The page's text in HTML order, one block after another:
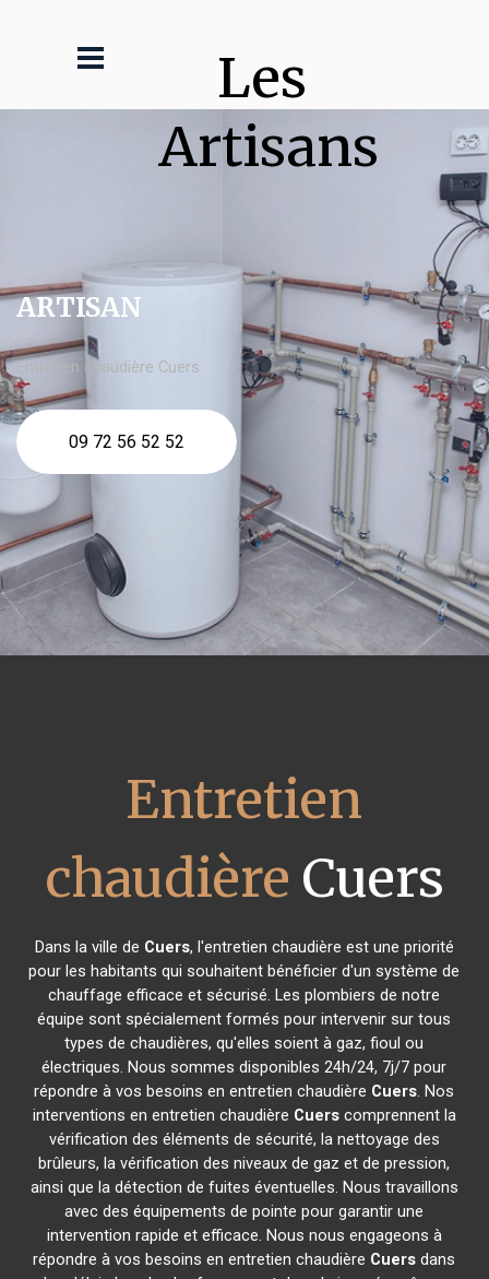
Les
Artisans
ARTISAN
Entretien chaudière Cuers
09 72 56 52 52
Entretien
chaudière Cuers
Dans la ville de Cuers, l'entretien chaudière est une priorité
pour les habitants qui souhaitent bénéficier d'un système de
chauffage efficace et sécurisé. Les plombiers de notre
équipe sont spécialement formés pour intervenir sur tous
types de chaudières, qu'elles soient à gaz, fioul ou
électriques. Nous sommes disponibles 24h/24, 7j/7 pour
répondre à vos besoins en entretien chaudière Cuers. Nos
interventions en entretien chaudière Cuerscomprennent la
vérification des éléments de sécurité, la nettoyage des
brûleurs, la vérification des niveaux de gaz et de pression,
ainsi que la détection de fuites éventuelles. Nous travaillons
avec des équipements de pointe pour garantir une
intervention rapide et efficace. Nous nous engageons à
répondre à vos besoins en entretien chaudière Cuers dans